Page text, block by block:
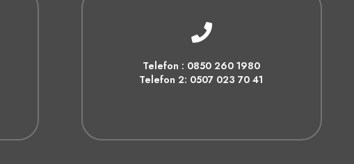
Telefon : 0850 260 1980
Telefon 2: 0507 023 70 41